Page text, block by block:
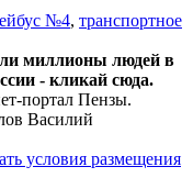
№4, транспортное
миллионы людей в
- кликай сюда.
портал Пензы.
Василий
условия размещения